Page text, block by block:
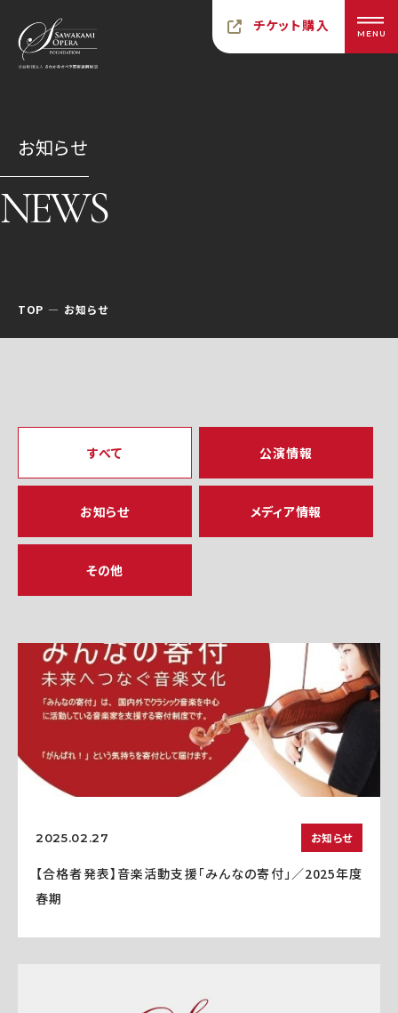
チケット購入 MENU
お知らせ
NEWS
TOP お知らせ
すべて 公演情報
お知らせ メディア情報
その他
2025.02.27 お知らせ
【合格者発表】音楽活動支援「みんなの寄付」／2025年度
春期